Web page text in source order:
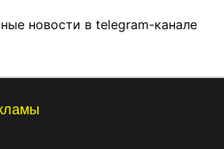
новости в telegram-канале